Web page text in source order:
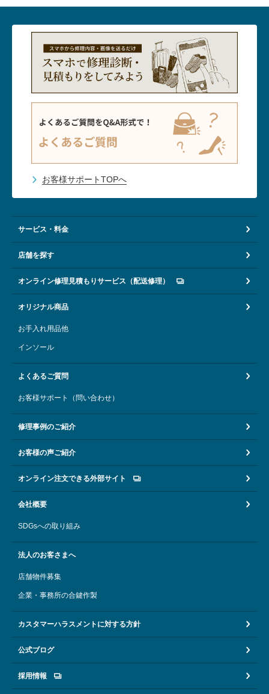
お客様サポートTOPへ
サービス・料金
店舗を探す
オンライン修理見積もりサービス（配送修理）
オリジナル商品
お手入れ用品他
インソール
よくあるご質問
お客様サポート（問い合わせ）
修理事例のご紹介
お客様の声ご紹介
オンライン注文できる外部サイト
会社概要
SDGsへの取り組み
法人のお客さまへ
店舗物件募集
企業・事務所の合鍵作製
カスタマーハラスメントに対する方針
公式ブログ
採用情報